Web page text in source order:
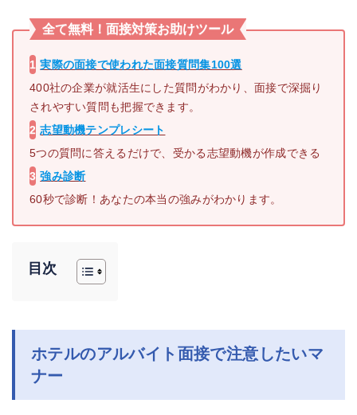
全て無料！面接対策お助けツール
1 実際の面接で使われた面接質問集100選
400社の企業が就活生にした質問がわかり、面接で深掘り
されやすい質問も把握できます。
2 志望動機テンプレシート
5つの質問に答えるだけで、受かる志望動機が作成できる
3 強み診断
60秒で診断！あなたの本当の強みがわかります。
目次
ホテルのアルバイト面接で注意したいマ
ナー